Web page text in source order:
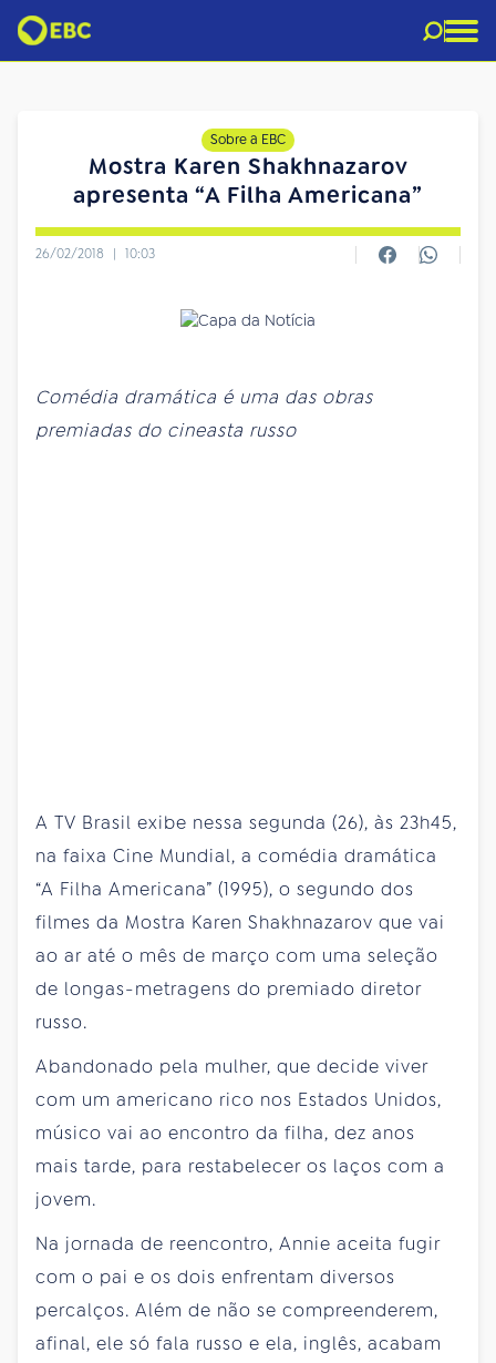
Sobre a EBC
Mostra Karen Shakhnazarov
apresenta “A Filha Americana”
26/02/2018 | 10:03
Comédia dramática é uma das obras
premiadas do cineasta russo
A TV Brasil exibe nessa segunda (26), às 23h45,
na faixa Cine Mundial, a comédia dramática
“A Filha Americana” (1995), o segundo dos
filmes da Mostra Karen Shakhnazarov que vai
ao ar até o mês de março com uma seleção
de longas-metragens do premiado diretor
russo.
Abandonado pela mulher, que decide viver
com um americano rico nos Estados Unidos,
músico vai ao encontro da filha, dez anos
mais tarde, para restabelecer os laços com a
jovem.
Na jornada de reencontro, Annie aceita fugir
com o pai e os dois enfrentam diversos
percalços. Além de não se compreenderem,
afinal, ele só fala russo e ela, inglês, acabam